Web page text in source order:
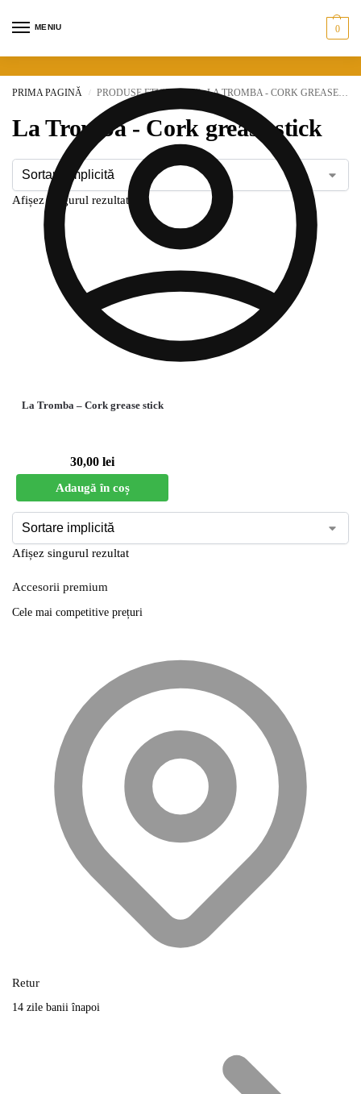
MENIU 0
PRIMA PAGINĂ / PRODUSE ETICHETATE „LA TROMBA - CORK GREASE STICK”
La Tromba - Cork grease stick
Afișez singurul rezultat
La Tromba – Cork grease stick
30,00 lei
Adaugă în coș
Afișez singurul rezultat
Accesorii premium
Cele mai competitive prețuri
Retur
14 zile banii înapoi